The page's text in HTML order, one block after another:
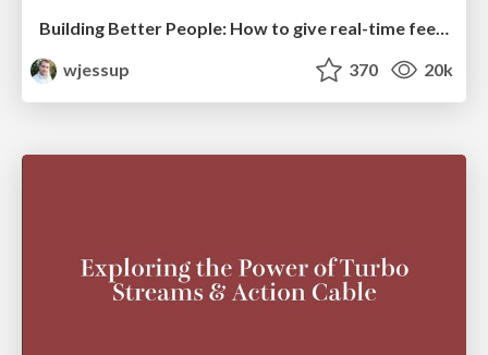
Building Better People: How to give real-time feedback that sticks.
wjessup
370 20k